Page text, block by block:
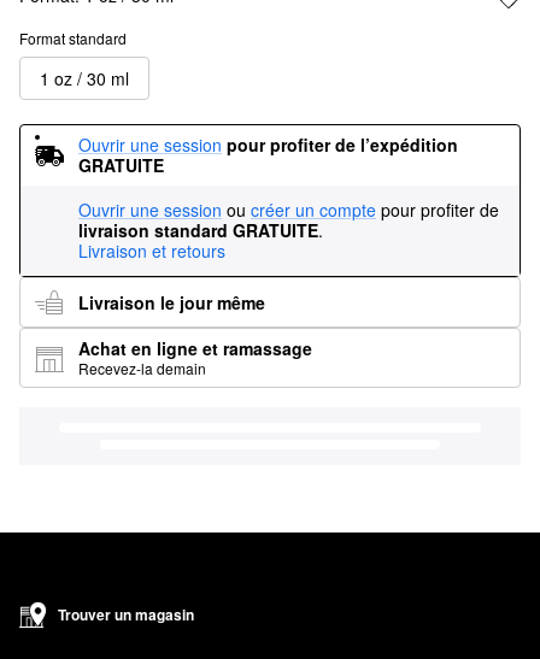
Format standard
1 oz / 30 ml
Ouvrir une session pour profiter de l’expédition
GRATUITE
Ouvrir une session ou créer un compte pour profiter de
livraison standard GRATUITE.
Livraison et retours
Livraison le jour même
Achat en ligne et ramassage
Recevez-la demain
Trouver un magasin